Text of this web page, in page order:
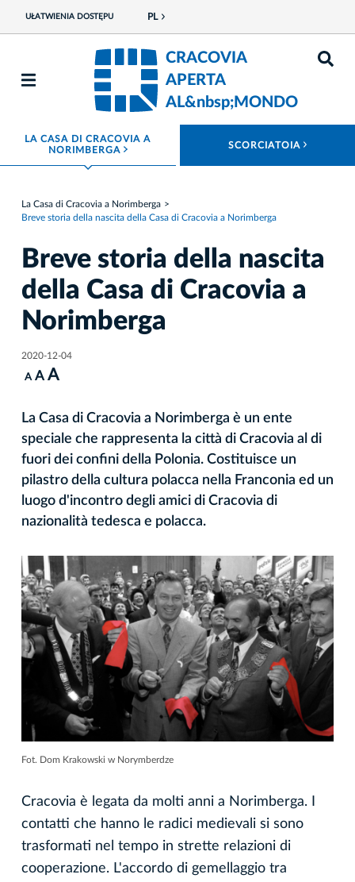
UŁATWIENIA DOSTĘPU PL
CRACOVIA
APERTA
AL&nbsp;MONDO
LA CASA DI CRACOVIA A
NORIMBERGA ROZWIŃ MENU SCORCIATOIA
La Casa di Cracovia a Norimberga
Breve storia della nascita della Casa di Cracovia a Norimberga
Breve storia della nascita
della Casa di Cracovia a
Norimberga
2020-12-04
A A A
La Casa di Cracovia a Norimberga è un ente
speciale che rappresenta la città di Cracovia al di
fuori dei confini della Polonia. Costituisce un
pilastro della cultura polacca nella Franconia ed un
luogo d'incontro degli amici di Cracovia di
nazionalità tedesca e polacca.
Fot. Dom Krakowski w Norymberdze
Cracovia è legata da molti anni a Norimberga. I
contatti che hanno le radici medievali si sono
trasformati nel tempo in strette relazioni di
cooperazione. L'accordo di gemellaggio tra